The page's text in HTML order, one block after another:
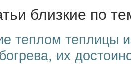
близкие по
теплом теплицы
их